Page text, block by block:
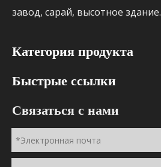
завод, сарай, высотное здание.
Категория продукта
Быстрые ссылки
Связаться с нами